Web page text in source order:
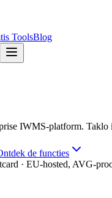
ToolsBlog
IWMS-platform.
de functies
· EU-hosted, AVG-